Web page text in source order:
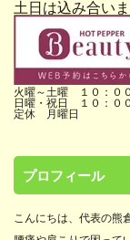
土日は込み合い
火曜～土曜 １０：０
日曜・祝日 １０：０
定休 月曜日
プロフィール
こんにちは、代表の熊